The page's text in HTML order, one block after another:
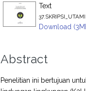
Text
Download
Abstract
Penelitian ini bertujuan